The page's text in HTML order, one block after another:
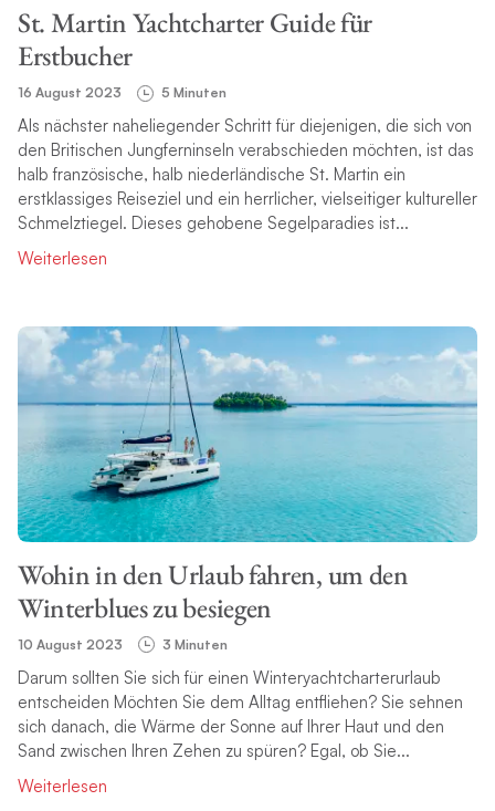
St. Martin Yachtcharter Guide für
Erstbucher
16 August 2023 5 Minuten
Als nächster naheliegender Schritt für diejenigen, die sich von
den Britischen Jungferninseln verabschieden möchten, ist das
halb französische, halb niederländische St. Martin ein
erstklassiges Reiseziel und ein herrlicher, vielseitiger kultureller
Schmelztiegel. Dieses gehobene Segelparadies ist...
Weiterlesen
Wohin in den Urlaub fahren, um den
Winterblues zu besiegen
10 August 2023 3 Minuten
Darum sollten Sie sich für einen Winteryachtcharterurlaub
entscheiden Möchten Sie dem Alltag entfliehen? Sie sehnen
sich danach, die Wärme der Sonne auf Ihrer Haut und den
Sand zwischen Ihren Zehen zu spüren? Egal, ob Sie...
Weiterlesen